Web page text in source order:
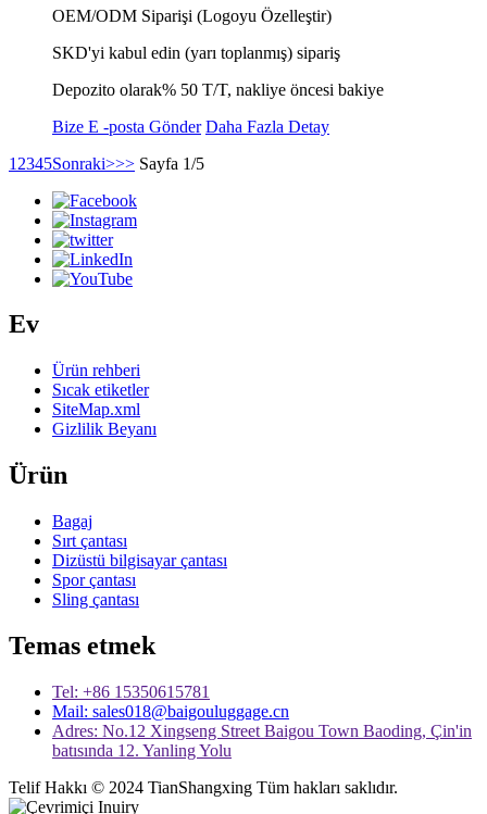
OEM/ODM Siparişi (Logoyu Özelleştir)
SKD'yi kabul edin (yarı toplanmış) sipariş
Depozito olarak% 50 T/T, nakliye öncesi bakiye
Bize E -posta Gönder Daha Fazla Detay
1 2345Sonraki>>> Sayfa 1/5
Ev
Ürün rehberi
Sıcak etiketler
SiteMap.xml
Gizlilik Beyanı
Ürün
Bagaj
Sırt çantası
Dizüstü bilgisayar çantası
Spor çantası
Sling çantası
Temas etmek
Tel: +86 15350615781
Mail: sales018@baigouluggage.cn
Adres: No.12 Xingseng Street Baigou Town Baoding, Çin'in
batısında 12. Yanling Yolu
Telif Hakkı © 2024 TianShangxing Tüm hakları saklıdır.